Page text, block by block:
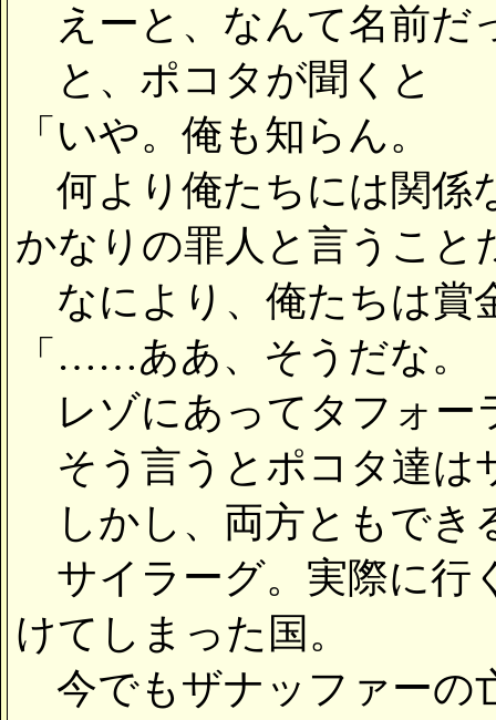
えーと、なんて名前だ
と、ポコタが聞くと
「いや。俺も知らん。
何より俺たちには関係
かなりの罪人と言うこと
なにより、俺たちは賞
「……ああ、そうだな。
レゾにあってタフォー
そう言うとポコタ達は
しかし、両方ともでき
サイラーグ。実際に行
けてしまった国。
今でもザナッファーの